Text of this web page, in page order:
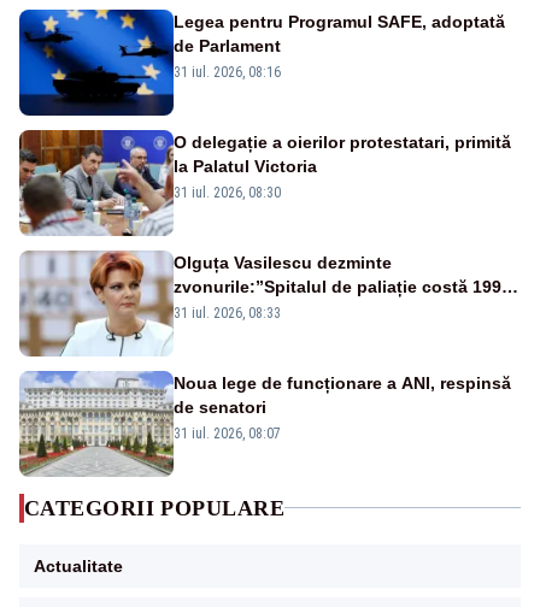
Legea pentru Programul SAFE, adoptată
de Parlament
31 iul. 2026, 08:16
O delegație a oierilor protestatari, primită
la Palatul Victoria
31 iul. 2026, 08:30
Olguța Vasilescu dezminte
zvonurile:”Spitalul de paliație costă 199
de milioane de euro, nu 500 de milioane”
31 iul. 2026, 08:33
Noua lege de funcționare a ANI, respinsă
de senatori
31 iul. 2026, 08:07
CATEGORII POPULARE
Actualitate